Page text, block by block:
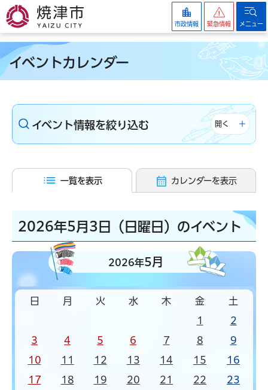
焼津市
市政情報 緊急情報 メニュー
イベントカレンダー
イベント情報を絞り込む 開く
一覧を表示 カレンダーを表示
2026年5月3日（日曜日）のイベント
2026年5月
日 月 火 水 木 金 土
1 2
3 4 5 6 7 8 9
10 11 12 13 14 15 16
17 18 19 20 21 22 23